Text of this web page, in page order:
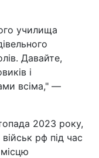
училища
Давайте,
і
всіма," —
2023 року,
рф під час